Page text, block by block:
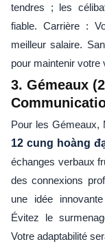
tendres ; les
fiable. Carrière :
meilleur salaire.
pour maintenir votre
3. Gémeaux
Pour les Gémeaux,
12 cung hoàng
échanges verbaux
des connexions
une idée
Évitez le
Votre adaptabilité